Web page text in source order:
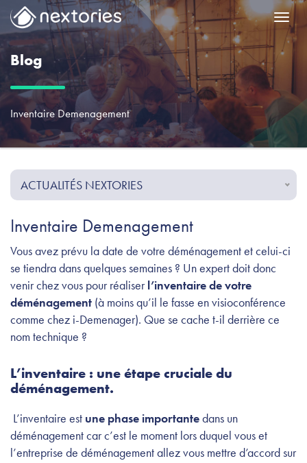
Blog
Inventaire Demenagement
ACTUALITÉS NEXTORIES
Inventaire Demenagement
Vous avez prévu la date de votre déménagementet celui-ci
se tiendra dans quelques semaines ? Un expert doit donc
venir chez vous pour réaliserl’inventaire de votre
déménagement (à moins qu’il le fasse en visioconférence
comme chez i-Demenager). Que se cache t-il derrière ce
nom technique ?
L’inventaire : une étape cruciale du
déménagement.
L’inventaire est une phase importantedans un
déménagement car c’est le moment lors duquel vous et
l’entreprise de déménagement allez vous mettre d’accord sur